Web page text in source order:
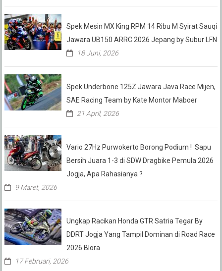
Spek Mesin MX King RPM 14 Ribu M Syirat Sauqi
Jawara UB150 ARRC 2026 Jepang by Subur LFN
18 Juni, 2026
Spek Underbone 125Z Jawara Java Race Mijen,
SAE Racing Team by Kate Montor Maboer
21 April, 2026
Vario 27Hz Purwokerto Borong Podium ! Sapu
Bersih Juara 1-3 di SDW Dragbike Pemula 2026
Jogja, Apa Rahasianya ?
9 Maret, 2026
Ungkap Racikan Honda GTR Satria Tegar By
DDRT Jogja Yang Tampil Dominan di Road Race
2026 Blora
17 Februari, 2026